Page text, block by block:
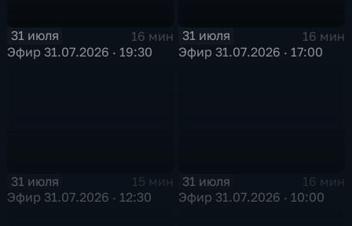
31 июля
16 мин
Эфир 31.07.2026 · 19:30
31 июля
16 мин
Эфир 31.07.2026 · 17:00
31 июля
15 мин
Эфир 31.07.2026 · 12:30
31 июля
16 мин
Эфир 31.07.2026 · 10:00